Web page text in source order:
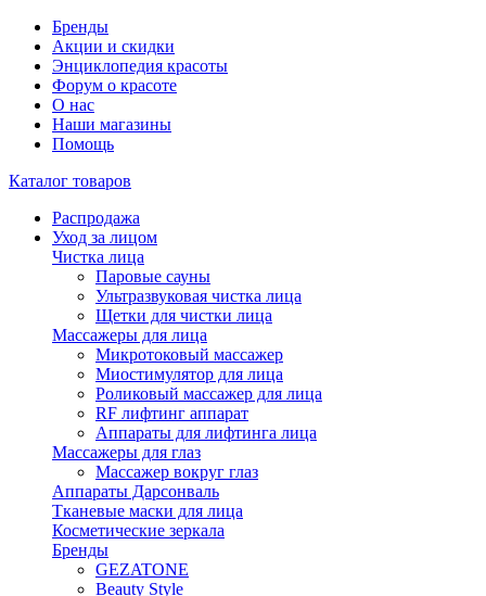
Бренды
Акции и скидки
Энциклопедия красоты
Форум о красоте
О нас
Наши магазины
Помощь
Каталог товаров
Распродажа
Уход за лицом
Чистка лица
Паровые сауны
Ультразвуковая чистка лица
Щетки для чистки лица
Массажеры для лица
Микротоковый массажер
Миостимулятор для лица
Роликовый массажер для лица
RF лифтинг аппарат
Аппараты для лифтинга лица
Массажеры для глаз
Массажер вокруг глаз
Аппараты Дарсонваль
Тканевые маски для лица
Косметические зеркала
Бренды
GEZATONE
Beauty Style